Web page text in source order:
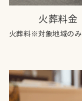
火葬料金
火葬料※対象地域のみ